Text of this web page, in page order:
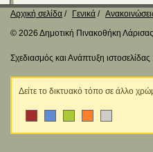
Αρχική σελίδα Γενικά
© 2026 Δημοτική Πινακοθήκη
Σχεδιασμός και Ανάπτυξη ιστοσελίδας
Δείτε το δικτυακό τόπο σε άλλο